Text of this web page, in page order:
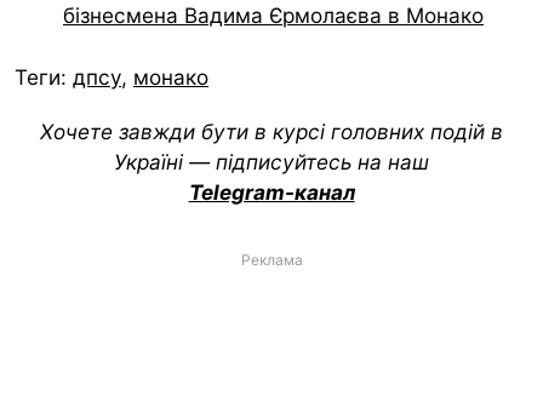
бізнесмена Вадима Єрмолаєва в Монако
Теги: дпсу, монако
Хочете завжди бути в курсі головних подій в
Україні — підписуйтесь на наш
Telegram-канал
Реклама